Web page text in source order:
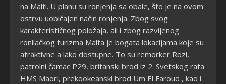
na Malti. U planu su ronjenja sa obale, što je na ovom
ostrvu uobičajen način ronjenja. Zbog svog
karakterističnog položaja, ali i zbog razvijenog
ronilačkog turizma Malta je bogata lokacijama koje su
atraktivne a lako dostupne. To su remorker Rozi,
patrolni čamac P29, britanski brod iz 2. Svetskog rata
HMS Maori, prekookeanski brod Um El Faroud , kao i